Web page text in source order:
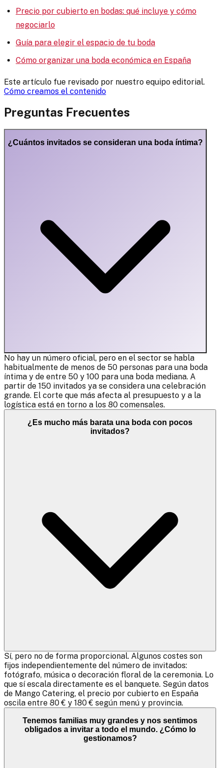
Precio por cubierto en bodas: qué incluye y cómo
negociarlo
Guía para elegir el espacio de tu boda
Cómo organizar una boda económica en España
Este artículo fue revisado por nuestro equipo editorial.
Cómo creamos el contenido
Preguntas Frecuentes
¿Cuántos invitados se consideran una boda íntima?
No hay un número oficial, pero en el sector se habla
habitualmente de menos de 50 personas para una boda
íntima y de entre 50 y 100 para una boda mediana. A
partir de 150 invitados ya se considera una celebración
grande. El corte que más afecta al presupuesto y a la
logística está en torno a los 80 comensales.
¿Es mucho más barata una boda con pocos
invitados?
Sí, pero no de forma proporcional. Algunos costes son
fijos independientemente del número de invitados:
fotógrafo, música o decoración floral de la ceremonia. Lo
que sí escala directamente es el banquete. Según datos
de Mango Catering, el precio por cubierto en España
oscila entre 80 € y 180 € según menú y provincia.
Tenemos familias muy grandes y nos sentimos
obligados a invitar a todo el mundo. ¿Cómo lo
gestionamos?